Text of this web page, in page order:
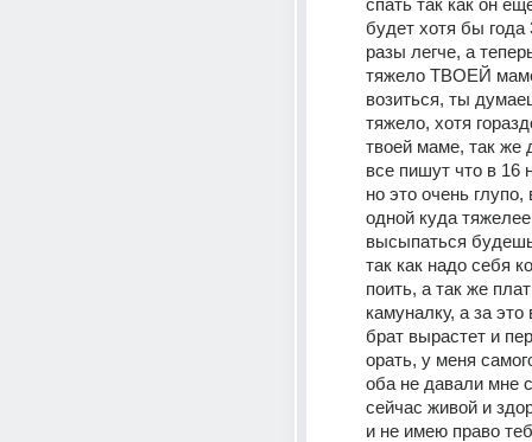
спать так как он
будет хотя бы года
разы легче, а
тяжело ТВОЕЙ
возиться, ты
тяжело, хотя
твоей маме, так же
все пишут что в 16
но это очень глупо,
одной куда
высыпаться
так как надо себя
поить, а так же
камуналку, а за это
брат вырастет и
орать, у меня
оба не давали мне
сейчас живой и
и не имею право